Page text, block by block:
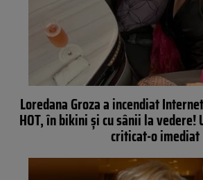
Loredana Groza a incendiat
HOT, în bikini și cu sânii la
criticat-o imediat